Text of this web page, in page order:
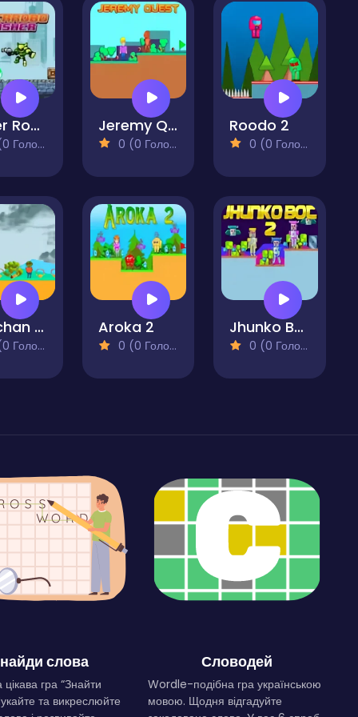
Super Robo Slasher Jeremy Quest
0 (0 Голосів)
Roodo 2
0 (0 Голосів)
Akochan Quest 2 Aroka 2
0 (0 Голосів)
Jhunko Bot 2
0 (0 Голосів)
слова
гра “Знайти
та викреслюйте
Словодей
Wordle-подібна гра українською
мовою. Щодня відгадуйте